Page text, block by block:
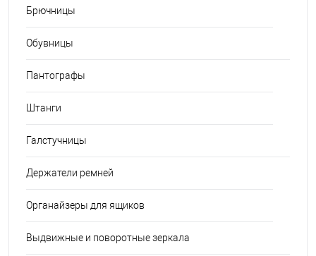
Брючницы
Обувницы
Пантографы
Штанги
Галстучницы
Держатели ремней
Органайзеры для ящиков
Выдвижные и поворотные зеркала